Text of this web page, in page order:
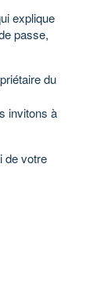
explique
passe,
du
invitons à
de votre